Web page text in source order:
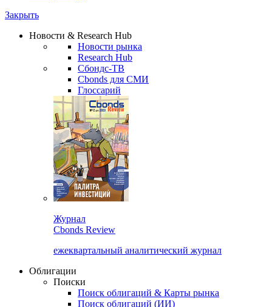
Watchlist
Сбондс Люди
Новости & Research Hub
Новости рынка
Research Hub
Сбондс-ТВ
Cbonds для СМИ
Глоссарий
Cbonds Review
ежеквартальный аналитический журнал